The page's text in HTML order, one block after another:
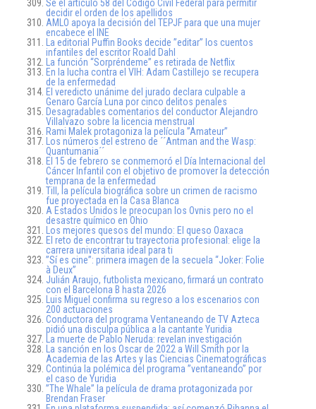
Se el artículo 58 del Código Civil Federal para permitir
decidir el orden de los apellidos
AMLO apoya la decisión del TEPJF para que una mujer
encabece el INE
La editorial Puffin Books decide ”editar” los cuentos
infantiles del escritor Roald Dahl
La función “Sorpréndeme” es retirada de Netflix
En la lucha contra el VIH: Adam Castillejo se recupera
de la enfermedad
El veredicto unánime del jurado declara culpable a
Genaro García Luna por cinco delitos penales
Desagradables comentarios del conductor Alejandro
Villalvazo sobre la licencia menstrual
Rami Malek protagoniza la película ”Amateur”
Los números del estreno de ´´Antman and the Wasp:
Quantumania´´
El 15 de febrero se conmemoró el Día Internacional del
Cáncer Infantil con el objetivo de promover la detección
temprana de la enfermedad
Till, la película biográfica sobre un crimen de racismo
fue proyectada en la Casa Blanca
A Estados Unidos le preocupan los Ovnis pero no el
desastre químico en Ohio
Los mejores quesos del mundo: El queso Oaxaca
El reto de encontrar tu trayectoria profesional: elige la
carrera universitaria ideal para ti
”Sí es cine”: primera imagen de la secuela “Joker: Folie
à Deux”
Julián Araujo, futbolista mexicano, firmará un contrato
con el Barcelona B hasta 2026
Luis Miguel confirma su regreso a los escenarios con
200 actuaciones
Conductora del programa Ventaneando de TV Azteca
pidió una disculpa pública a la cantante Yuridia
La muerte de Pablo Neruda: revelan investigación
La sanción en los Oscar de 2022 a Will Smith por la
Academia de las Artes y las Ciencias Cinematográficas
Continúa la polémica del programa ”ventaneando” por
el caso de Yuridia
”The Whale” la película de drama protagonizada por
Brendan Fraser